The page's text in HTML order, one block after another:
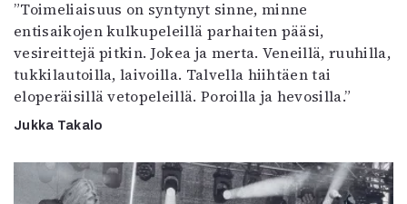
”Toimeliaisuus on syntynyt sinne, minne
entisaikojen kulkupeleillä parhaiten pääsi,
vesireittejä pitkin. Jokea ja merta. Veneillä, ruuhilla,
tukkilautoilla, laivoilla. Talvella hiihtäen tai
eloperäisillä vetopeleillä. Poroilla ja hevosilla.”
Jukka Takalo